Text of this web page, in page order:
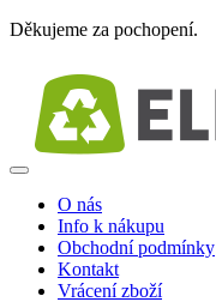
Děkujeme za pochopení.
O nás
Info k nákupu
Obchodní podmínky
Kontakt
Vrácení zboží